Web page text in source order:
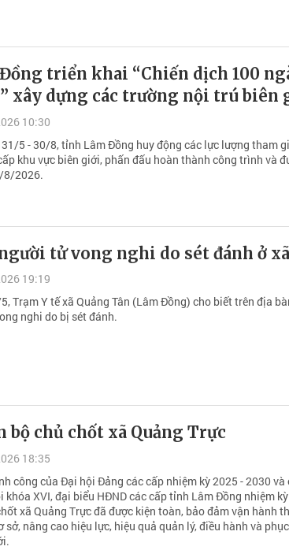
triển khai “Chiến dịch 100
xây dựng các trường nội trú biên
10:30
5 - 30/8, tỉnh Lâm Đồng huy động các lực lượng tham
khu vực biên giới, phấn đấu hoàn thành công trình và
8/2026.
tử vong nghi do sét đánh ở
19:19
Trạm Y tế xã Quảng Tân (Lâm Đồng) cho biết trên địa
nghi do bị sét đánh.
bộ chủ chốt xã Quảng Trực
18:35
công của Đại hội Đảng các cấp nhiệm kỳ 2025 - 2030 và
khóa XVI, đại biểu HĐND các cấp tỉnh Lâm Đồng nhiệm
xã Quảng Trực đã được kiện toàn, bảo đảm vận hành
sở, nâng cao hiệu lực, hiệu quả quản lý, điều hành và